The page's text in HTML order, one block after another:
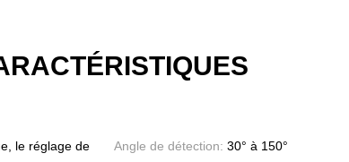
le réglage de
Angle de détection: 30° à 150°